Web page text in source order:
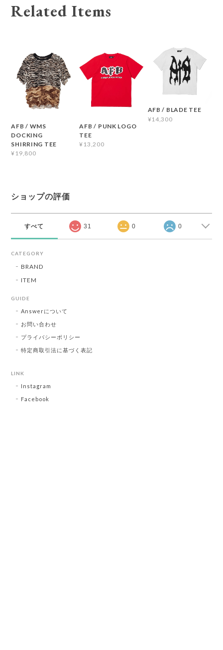
Related Items
AFB / WMS
DOCKING
SHIRRING TEE
¥19,800
AFB / PUNK LOGO
TEE
¥13,200
AFB / BLADE TEE
¥14,300
ショップの評価
すべて 31 0 0
CATEGORY
BRAND
ITEM
GUIDE
Answerについて
お問い合わせ
プライバシーポリシー
特定商取引法に基づく表記
LINK
Instagram
Facebook